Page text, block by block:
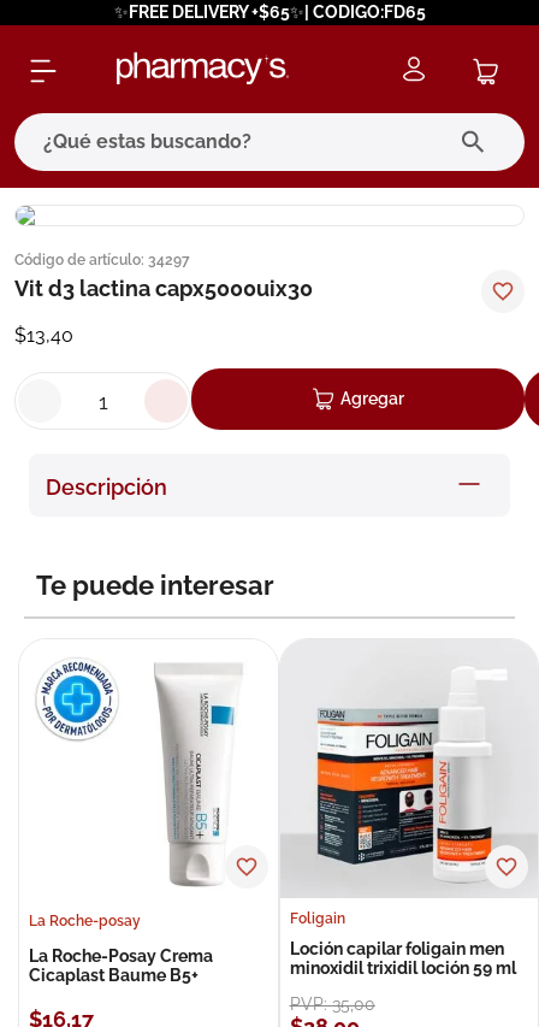
✨FREE DELIVERY +$65✨| CODIGO:FD65
¿Qué estas buscando?
Código de artículo: 34297
Vit d3 lactina capx5000uix30
$13,40
Agregar
Descripción
Te puede interesar
La Roche-posay
La Roche-Posay Crema
Cicaplast Baume B5+
$16,17
Foligain
Loción capilar foligain men
minoxidil trixidil loción 59 ml
PVP:35,00
términos más buscados
1. eucerin
3
pilexil
5. cerave
6 degraler
10.neumoflux